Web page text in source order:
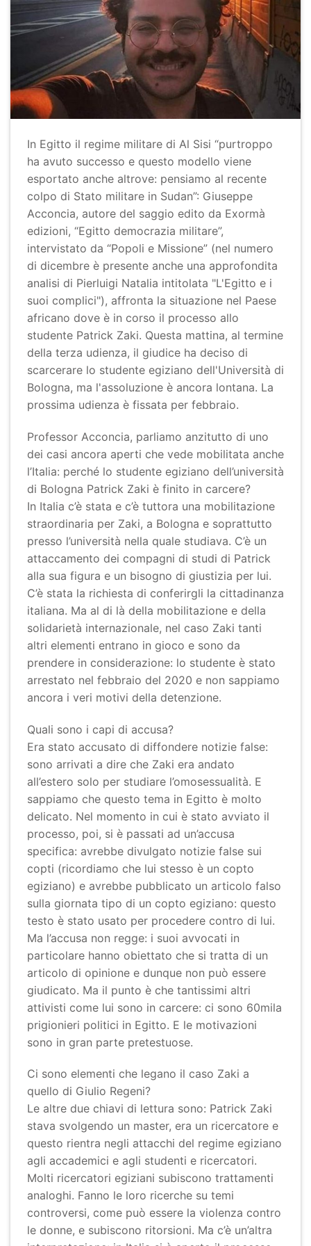
In Egitto il regime militare di Al Sisi “purtroppo
ha avuto successo e questo modello viene
esportato anche altrove: pensiamo al recente
colpo di Stato militare in Sudan”: Giuseppe
Acconcia, autore del saggio edito da Exormà
edizioni, “Egitto democrazia militare”,
intervistato da “Popoli e Missione” (nel numero
di dicembre è presente anche una approfondita
analisi di Pierluigi Natalia intitolata "L'Egitto e i
suoi complici"), affronta la situazione nel Paese
africano dove è in corso il processo allo
studente Patrick Zaki. Questa mattina, al termine
della terza udienza, il giudice ha deciso di
scarcerare lo studente egiziano dell'Università di
Bologna, ma l'assoluzione è ancora lontana. La
prossima udienza è fissata per febbraio.
Professor Acconcia, parliamo anzitutto di uno
dei casi ancora aperti che vede mobilitata anche
l’Italia: perché lo studente egiziano dell’università
di Bologna Patrick Zaki è finito in carcere?
In Italia c’è stata e c’è tuttora una mobilitazione
straordinaria per Zaki, a Bologna e soprattutto
presso l’università nella quale studiava. C’è un
attaccamento dei compagni di studi di Patrick
alla sua figura e un bisogno di giustizia per lui.
C’è stata la richiesta di conferirgli la cittadinanza
italiana. Ma al di là della mobilitazione e della
solidarietà internazionale, nel caso Zaki tanti
altri elementi entrano in gioco e sono da
prendere in considerazione: lo studente è stato
arrestato nel febbraio del 2020 e non sappiamo
ancora i veri motivi della detenzione.
Quali sono i capi di accusa?
Era stato accusato di diffondere notizie false:
sono arrivati a dire che Zaki era andato
all’estero solo per studiare l’omosessualità. E
sappiamo che questo tema in Egitto è molto
delicato. Nel momento in cui è stato avviato il
processo, poi, si è passati ad un’accusa
specifica: avrebbe divulgato notizie false sui
copti (ricordiamo che lui stesso è un copto
egiziano) e avrebbe pubblicato un articolo falso
sulla giornata tipo di un copto egiziano: questo
testo è stato usato per procedere contro di lui.
Ma l’accusa non regge: i suoi avvocati in
particolare hanno obiettato che si tratta di un
articolo di opinione e dunque non può essere
giudicato. Ma il punto è che tantissimi altri
attivisti come lui sono in carcere: ci sono 60mila
prigionieri politici in Egitto. E le motivazioni
sono in gran parte pretestuose.
Ci sono elementi che legano il caso Zaki a
quello di Giulio Regeni?
Le altre due chiavi di lettura sono: Patrick Zaki
stava svolgendo un master, era un ricercatore e
questo rientra negli attacchi del regime egiziano
agli accademici e agli studenti e ricercatori.
Molti ricercatori egiziani subiscono trattamenti
analoghi. Fanno le loro ricerche su temi
controversi, come può essere la violenza contro
le donne, e subiscono ritorsioni. Ma c’è un’altra